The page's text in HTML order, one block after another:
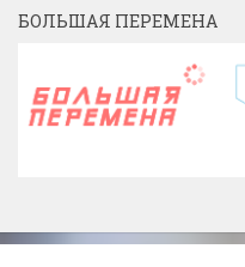
БОЛЬШАЯ ПЕРЕМЕНА